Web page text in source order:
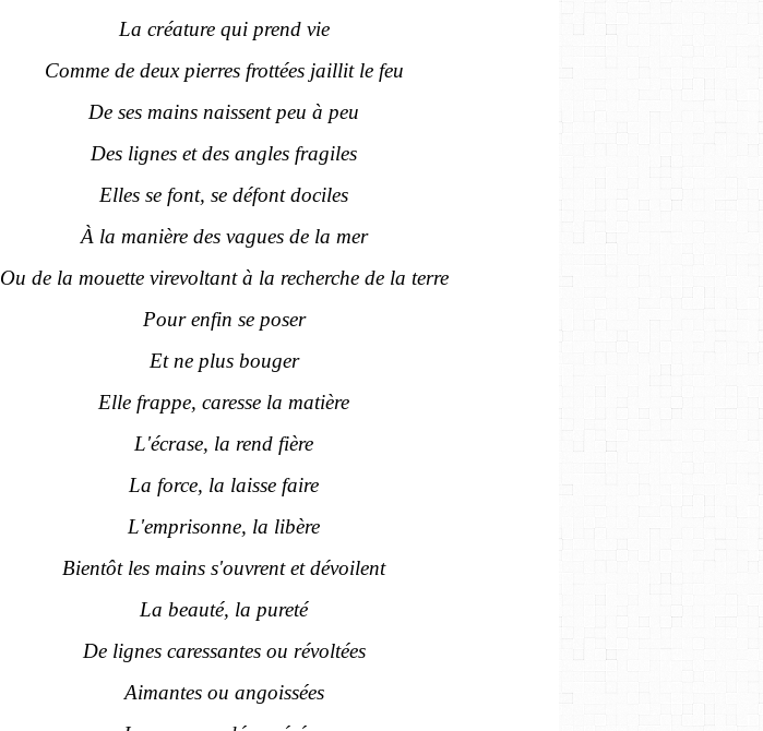
La créature qui prend vie
Comme de deux pierres frottées jaillit le feu
De ses mains naissent peu à peu
Des lignes et des angles fragiles
Elles se font, se défont dociles
À la manière des vagues de la mer
Ou de la mouette virevoltant à la recherche de la terre
Pour enfin se poser
Et ne plus bouger
Elle frappe, caresse la matière
L'écrase, la rend fière
La force, la laisse faire
L'emprisonne, la libère
Bientôt les mains s'ouvrent et dévoilent
La beauté, la pureté
De lignes caressantes ou révoltées
Aimantes ou angoissées